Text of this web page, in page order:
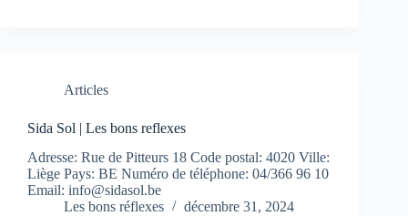
Articles
Sida Sol | Les bons reflexes
Adresse: Rue de Pitteurs 18 Code postal: 4020 Ville:
Liège Pays: BE Numéro de téléphone: 04/366 96 10
Email: info@sidasol.be
Les bons réflexes
décembre 31, 2024